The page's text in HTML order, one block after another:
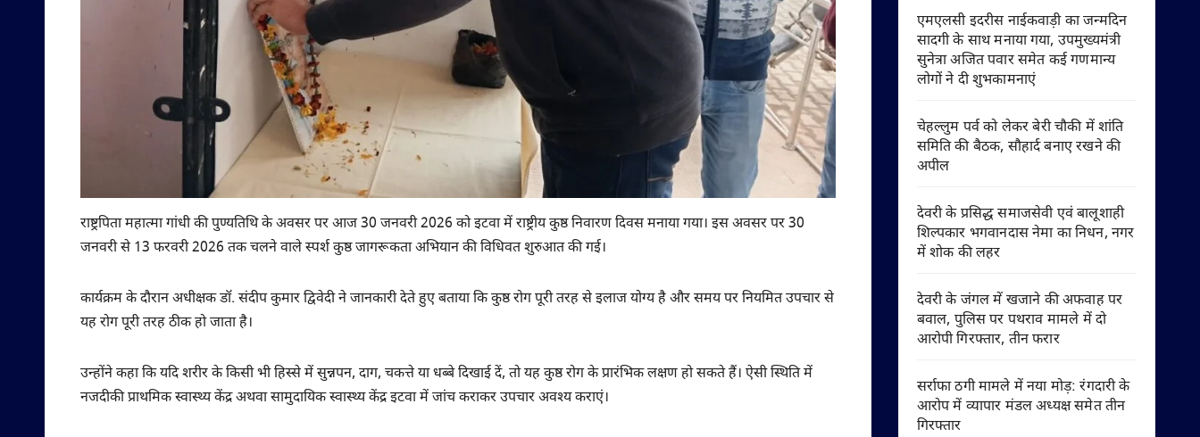
राष्ट्रपिता महात्मा गांधी की पुण्यतिथि के अवसर पर आज 30 जनवरी 2026 को इटवा में राष्ट्रीय कुष्ठ निवारण दिवस मनाया गया। इस अवसर पर 30
जनवरी से 13 फरवरी 2026 तक चलने वाले स्पर्श कुष्ठ जागरूकता अभियान की विधिवत शुरुआत की गई।
कार्यक्रम के दौरान अधीक्षक डॉ. संदीप कुमार द्विवेदी ने जानकारी देते हुए बताया कि कुष्ठ रोग पूरी तरह से इलाज योग्य है और समय पर नियमित उपचार से
यह रोग पूरी तरह ठीक हो जाता है।
उन्होंने कहा कि यदि शरीर के किसी भी हिस्से में सुन्नपन, दाग, चकत्ते या धब्बे दिखाई दें, तो यह कुष्ठ रोग के प्रारंभिक लक्षण हो सकते हैं। ऐसी स्थिति में
नजदीकी प्राथमिक स्वास्थ्य केंद्र अथवा सामुदायिक स्वास्थ्य केंद्र इटवा में जांच कराकर उपचार अवश्य कराएं।
एमएलसी इदरीस नाईकवाड़ी का जन्मदिन
सादगी के साथ मनाया गया, उपमुख्यमंत्री
सुनेत्रा अजित पवार समेत कई गणमान्य
लोगों ने दी शुभकामनाएं
चेहल्लुम पर्व को लेकर बेरी चौकी में शांति
समिति की बैठक, सौहार्द बनाए रखने की
अपील
देवरी के प्रसिद्ध समाजसेवी एवं बालूशाही
शिल्पकार भगवानदास नेमा का निधन, नगर
में शोक की लहर
देवरी के जंगल में खजाने की अफवाह पर
बवाल, पुलिस पर पथराव मामले में दो
आरोपी गिरफ्तार, तीन फरार
सर्राफा ठगी मामले में नया मोड़: रंगदारी के
आरोप में व्यापार मंडल अध्यक्ष समेत तीन
गिरफ्तार